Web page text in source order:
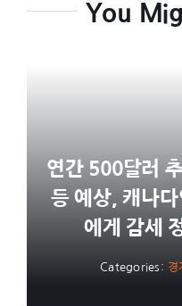
You
연간 500달러
등 예상, 캐나
에게 감세
Categories: 경